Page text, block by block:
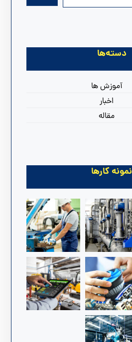
دسته‌ها
آموزش ها
اخبار
مقاله
نمونه کارها